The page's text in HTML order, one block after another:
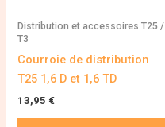
Distribution et accessoires T25 /
T3
Courroie de distribution
T25 1,6 D et 1,6 TD
13,95 €